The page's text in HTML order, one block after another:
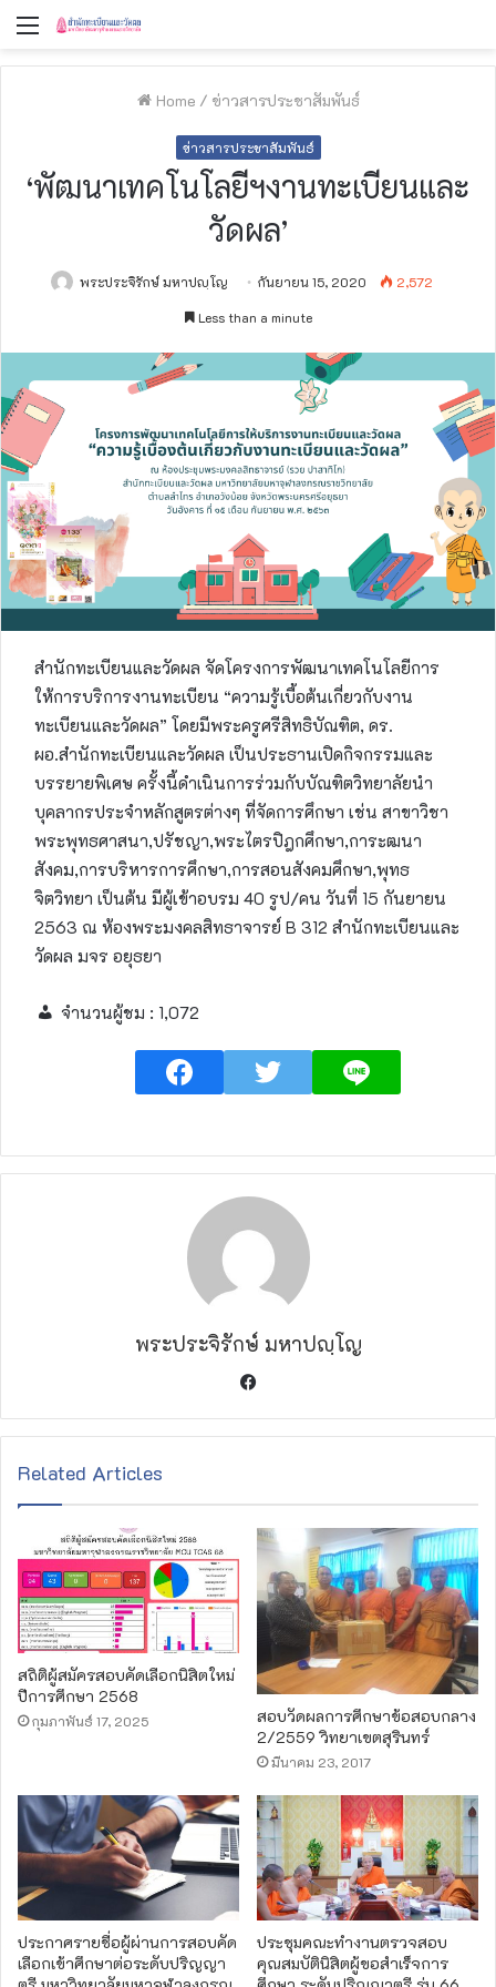
Menu
Home / ข่าวสารประชาสัมพันธ์
ข่าวสารประชาสัมพันธ์
‘พัฒนาเทคโนโลยีฯงานทะเบียนและ
วัดผล’
พระประจิรักษ์ มหาปญฺโญ กันยายน 15, 2020
2,572
Less than a minute
สำนักทะเบียนและวัดผล จัดโครงการพัฒนาเทคโนโลยีการ
ให้การบริการงานทะเบียน “ความรู้เบื้อต้นเกี่ยวกับงาน
ทะเบียนและวัดผล” โดยมีพระครูศรีสิทธิบัณฑิต, ดร.
ผอ.สำนักทะเบียนและวัดผล เป็นประธานเปิดกิจกรรมและ
บรรยายพิเศษ ครั้งนี้ดำเนินการร่วมกับบัณฑิตวิทยาลัยนำ
บุคลากรประจำหลักสูตรต่างๆ ที่จัดการศึกษา เช่น สาขาวิชา
พระพุทธศาสนา,ปรัชญา,พระไตรปิฎกศึกษา,การะฒนา
สังคม,การบริหารการศึกษา,การสอนสังคมศึกษา,พุทธ
จิตวิทยา เป็นต้น มีผู้เข้าอบรม 40 รูป/คน วันที่ 15 กันยายน
2563 ณ ห้องพระมงคลสิทธาจารย์ B 312 สำนักทะเบียนและ
วัดผล มจร อยุธยา
จำนวนผู้ชม : 1,072
พระประจิรักษ์ มหาปญฺโญ
c
o
Related Articles
สถิติผู้สมัครสอบคัดเลือกนิสิตใหม่
ปีการศึกษา 2568
กุมภาพันธ์ 17, 2025
สอบวัดผลการศึกษาข้อสอบกลาง
2/2559 วิทยาเขตสุรินทร์
มีนาคม 23, 2017
ประกาศรายชื่อผู้ผ่านการสอบคัด
เลือกเข้าศึกษาต่อระดับปริญญา
ประชุมคณะทำงานตรวจสอบ
คุณสมบัตินิสิตผู้ขอสำเร็จการ